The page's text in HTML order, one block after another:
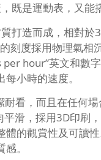
既是運動表，又能
打造而成，相對於
刻度採用物理氣相
hour”英文和數
小時的速度。
看，而且在任何
滑，採用3D印刷
的觀賞性及可讀
。